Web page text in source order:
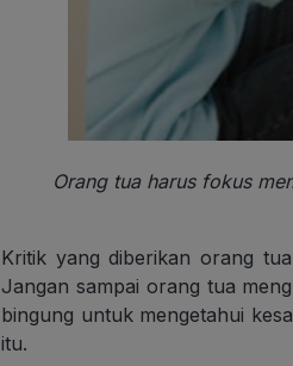
Orang tua harus fokus
Kritik yang diberikan orang
Jangan sampai orang tua
bingung untuk mengetahui
itu.